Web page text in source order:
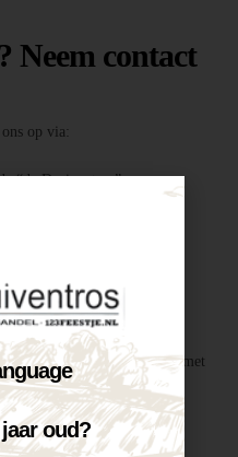
Neem contact
op via:
“de Druiventros”, een
compleet maakt.
snel verhuurd in de
via Druiventros.com, met
“de Druiventros”. Laat het
oud?